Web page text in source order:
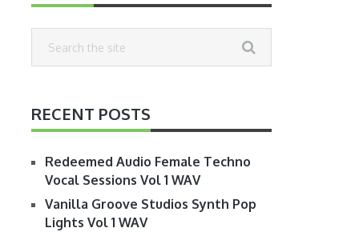
RECENT POSTS
Redeemed Audio Female Techno
Vocal Sessions Vol 1 WAV
Vanilla Groove Studios Synth Pop
Lights Vol 1 WAV